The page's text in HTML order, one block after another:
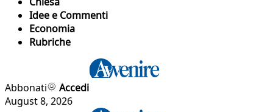
Idee e Commenti
Economia
Rubriche
Abbonati
Accedi
August 8, 2026